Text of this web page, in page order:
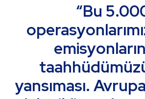
“Bu
yansıması.